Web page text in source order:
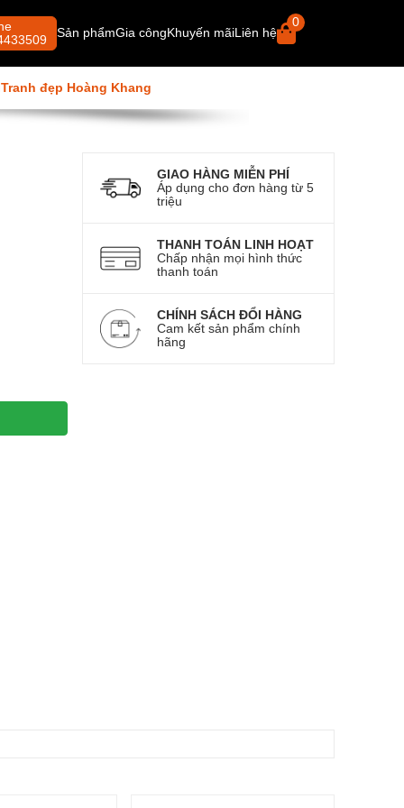
Sản phẩm
hổ - cọp
thêu tay
Tranh hoa
Tranh rồng
Gia côngKhuyến mãiLiên hệ
0
Tranh đẹp Hoàng Khang
GIAO HÀNG MIỄN PHÍ
Áp dụng cho đơn hàng từ 5
triệu
THANH TOÁN LINH HOẠT
Chấp nhận mọi hình thức
thanh toán
CHÍNH SÁCH ĐỔI HÀNG
Cam kết sản phẩm chính
hãng